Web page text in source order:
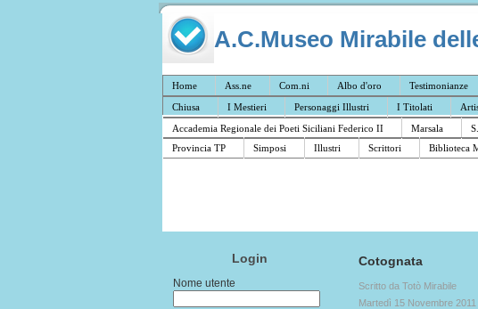
A.C.Museo Mirabile
Home Ass.ne Com.ni Albo d'oro Testimonianze
Chiusa
I Mestieri Personaggi Illustri I Titolati
Accademia Regionale dei Poeti Siciliani Federico II
Marsala
Provincia TP
Simposi Illustri Scrittori Biblioteca
Login
Nome utente
Cotognata
Scritto da Totò Mirabile
Martedì 15 Novembre